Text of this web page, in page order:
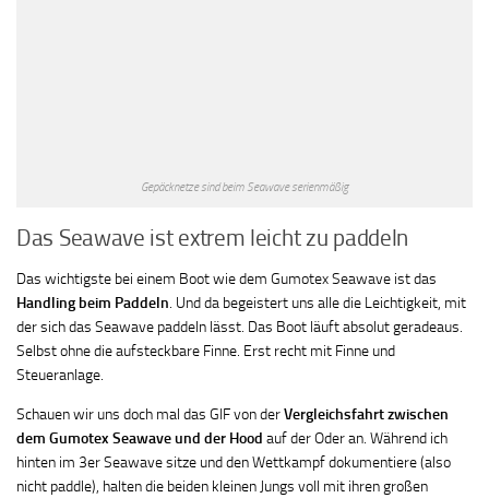
Gepäcknetze sind beim Seawave serienmäßig
Das Seawave ist extrem leicht zu paddeln
Das wichtigste bei einem Boot wie dem Gumotex Seawave ist das
Handling beim Paddeln. Und da begeistert uns alle die Leichtigkeit, mit
der sich das Seawave paddeln lässt. Das Boot läuft absolut geradeaus.
Selbst ohne die aufsteckbare Finne. Erst recht mit Finne und
Steueranlage.
Schauen wir uns doch mal das GIF von derVergleichsfahrt zwischen
dem Gumotex Seawave und der Hood auf der Oder an. Während ich
hinten im 3er Seawave sitze und den Wettkampf dokumentiere (also
nicht paddle), halten die beiden kleinen Jungs voll mit ihren großen